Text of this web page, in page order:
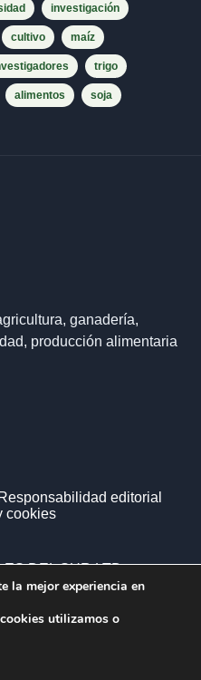
investigación
cultivo maíz
trigo
alimentos soja
ganadería,
producción alimentaria
Responsabilidad editorial
cookies
DEL SUR LTD ·
y Gales.
la mejor experiencia en
utilizamos o